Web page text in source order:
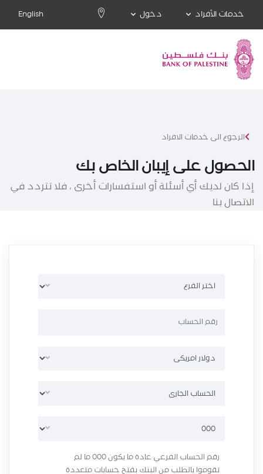
خدمات الأفراد دخول English
الرجوع الى خدمات الافراد
الحصول على إيبان الخاص بك
إذا كان لديك أي أسئلة أو استفسارات أخرى ، فلا تتردد في
الاتصال بنا
رقم الحساب الفرعي عادة ما يكون 000 ما لم
تقوموا بالطلب من البنك بفتح حسابات متعددة